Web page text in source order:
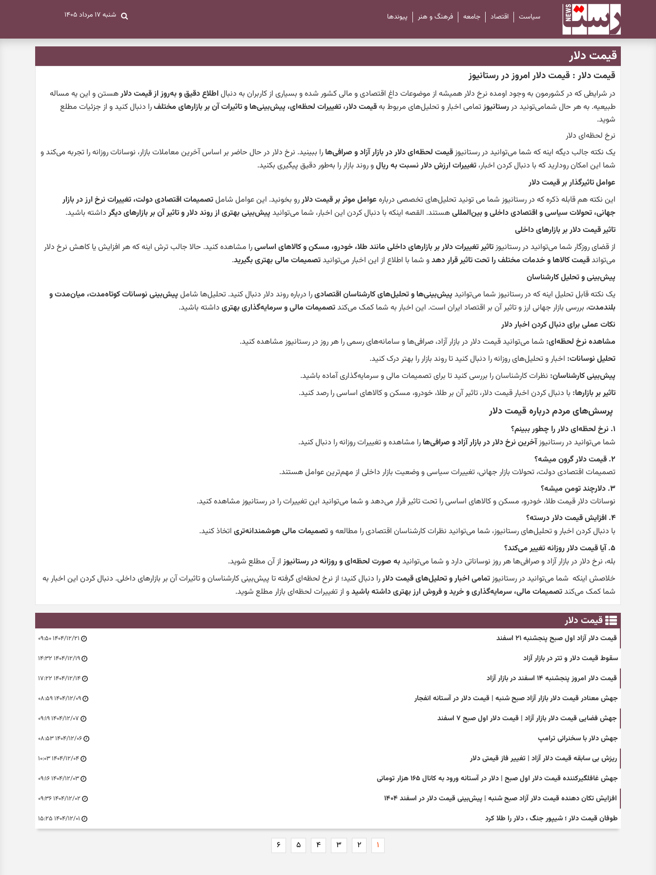
شنبه ۱۷ مرداد ۱۴۰۵ سیاست اقتصاد جامعه فرهنگ و هنر پیوند‌ها
قیمت دلار
قیمت دلار : قیمت دلار امروز در رستانیوز
در شرایطی که در کشورمون به وجود اومده نرخ دلار همیشه از موضوعات داغ اقتصادی و مالی کشور شده و بسیاری از کاربران به دنبال اطلاع دقیق و به‌روز از قیمت دلارهستن و این یه مساله
طبیعیه. به هر حال شمامی‌تونید دررستانیوزتمامی اخبار و تحلیل‌های مربوط بهقیمت دلار، تغییرات لحظه‌ای، پیش‌بینی‌ها و تاثیرات آن بر بازارهای مختلفرا دنبال کنید و از جزئیات مطلع
شوید.
نرخ لحظه‌ای دلار
یک نکته جالب دیگه اینه که شما می‌توانید در رستانیوزقیمت لحظه‌ای دلار در بازار آزاد و صرافی‌ها را ببینید. نرخ دلار در حال حاضر بر اساس آخرین معاملات بازار، نوسانات روزانه را تجربه می‌کند و
شما این امکان رودارید که با دنبال کردن اخبار، تغییرات ارزش دلار نسبت به ریالو روند بازار را به‌طور دقیق پیگیری بکنید.
عوامل تاثیرگذار بر قیمت دلار
این نکته هم قابله ذکره که در رستانیوز شما می تونید تحلیل‌های تخصصی درباره عوامل موثر بر قیمت دلاررو بخونید. این عوامل شاملتصمیمات اقتصادی دولت، تغییرات نرخ ارز در بازار
جهانی، تحولات سیاسی و اقتصادی داخلی و بین‌المللیهستند. القصه اینکه با دنبال کردن این اخبار، شما می‌توانید پیش‌بینی بهتری از روند دلار و تاثیر آن بر بازارهای دیگرداشته باشید.
تاثیر قیمت دلار بر بازارهای داخلی
از قضای روزگار شما می‌توانید در رستانیوزتاثیر تغییرات دلار بر بازارهای داخلی مانند طلا، خودرو، مسکن و کالاهای اساسیرا مشاهده کنید. حالا جالب ترش اینه که هر افزایش یا کاهش نرخ دلار
می‌تواندقیمت کالاها و خدمات مختلف را تحت تاثیر قرار دهدو شما با اطلاع از این اخبار می‌توانیدتصمیمات مالی بهتری بگیرید.
پیش‌بینی و تحلیل کارشناسان
یک نکته قابل تحلیل اینه که در رستانیوز شما می‌توانید پیش‌بینی‌ها و تحلیل‌های کارشناسان اقتصادیرا درباره روند دلار دنبال کنید. تحلیل‌ها شامل پیش‌بینی نوسانات کوتاه‌مدت، میان‌مدت و
بلندمدت، بررسی بازار جهانی ارز و تاثیر آن بر اقتصاد ایران است. این اخبار به شما کمک می‌کندتصمیمات مالی و سرمایه‌گذاری بهتری داشته باشید.
نکات عملی برای دنبال کردن اخبار دلار
مشاهده نرخ لحظه‌ای: شما می‌توانید قیمت دلار در بازار آزاد، صرافی‌ها و سامانه‌های رسمی را هر روز در رستانیوز مشاهده کنید.
تحلیل نوسانات: اخبار و تحلیل‌های روزانه را دنبال کنید تا روند بازار را بهتر درک کنید.
پیش‌بینی کارشناسان: نظرات کارشناسان را بررسی کنید تا برای تصمیمات مالی و سرمایه‌گذاری آماده باشید.
تاثیر بر بازارها: با دنبال کردن اخبار قیمت دلار، تاثیر آن بر طلا، خودرو، مسکن و کالاهای اساسی را رصد کنید.
پرسش‌های مردم درباره قیمت دلار
۱. نرخ لحظه‌ای دلار را چطور ببینم؟
شما می‌توانید در رستانیوزآخرین نرخ دلار در بازار آزاد و صرافی‌ها را مشاهده و تغییرات روزانه را دنبال کنید.
۲. قیمت دلار گرون میشه؟
تصمیمات اقتصادی دولت، تحولات بازار جهانی، تغییرات سیاسی و وضعیت بازار داخلی از مهم‌ترین عوامل هستند.
۳. دلارچند تومن میشه؟
نوسانات دلار قیمت طلا، خودرو، مسکن و کالاهای اساسی را تحت تاثیر قرار می‌دهد و شما می‌توانید این تغییرات را در رستانیوز مشاهده کنید.
۴. افزایش قیمت دلار درسته؟
با دنبال کردن اخبار و تحلیل‌های رستانیوز، شما می‌توانید نظرات کارشناسان اقتصادی را مطالعه وتصمیمات مالی هوشمندانه‌تری اتخاذ کنید.
۵. آیا قیمت دلار روزانه تغییر می‌کند؟
بله، نرخ دلار در بازار آزاد و صرافی‌ها هر روز نوساناتی دارد و شما می‌توانیدبه صورت لحظه‌ای و روزانه در رستانیوزاز آن مطلع شوید.
خلاصش اینکه شما می‌توانید در رستانیوزتمامی اخبار و تحلیل‌های قیمت دلاررا دنبال کنید؛ از نرخ لحظه‌ای گرفته تا پیش‌بینی کارشناسان و تاثیرات آن بر بازارهای داخلی. دنبال کردن این اخبار به
شما کمک می‌کندتصمیمات مالی، سرمایه‌گذاری و خرید و فروش ارز بهتری داشته باشیدو از تغییرات لحظه‌ای بازار مطلع شوید.
قیمت دلار
قیمت دلار آزاد اول صبح پنجشنبه ۲۱ اسفند ۱۴۰۴/۱۲/۲۱ ۰۹:۵۰
سقوط قیمت دلار و تتر در بازار آزاد ۱۴۰۴/۱۲/۱۹ ۱۴:۳۲
قیمت دلار امروز پنجشنبه ۱۴ اسفند در بازار آزاد ۱۴۰۴/۱۲/۱۴ ۱۷:۲۲
جهش معنادر قیمت دلار بازار آزاد صبح شنبه | قیمت دلار در آستانه انفجار ۱۴۰۴/۱۲/۰۹ ۰۸:۵۹
جهش فضایی قیمت دلار بازار آزاد | قیمت دلار اول صبح ۷ اسفند ۱۴۰۴/۱۲/۰۷ ۰۹:۱۹
جهش دلار با سخنرانی ترامپ ۱۴۰۴/۱۲/۰۶ ۰۸:۵۳
ریزش بی سابقه قیمت دلار آزاد | تغییر فاز قیمتی دلار ۱۴۰۴/۱۲/۰۴ ۱۰:۰۳
جهش غافلگیرکننده قیمت دلار اول صبح | دلار در آستانه ورود به کانال ۱۶۵ هزار تومانی ۱۴۰۴/۱۲/۰۳ ۰۹:۱۶
افزایش تکان دهنده قیمت دلار آزاد صبح شنبه | پیش‌بینی قیمت دلار در اسفند ۱۴۰۴ ۱۴۰۴/۱۲/۰۲ ۰۹:۳۶
طوفان قیمت دلار ؛ شیپور جنگ ، دلار را طلا کرد ۱۴۰۴/۱۲/۰۱ ۱۵:۲۵
۱ ۲ ۳ ۴ ۵ ۶